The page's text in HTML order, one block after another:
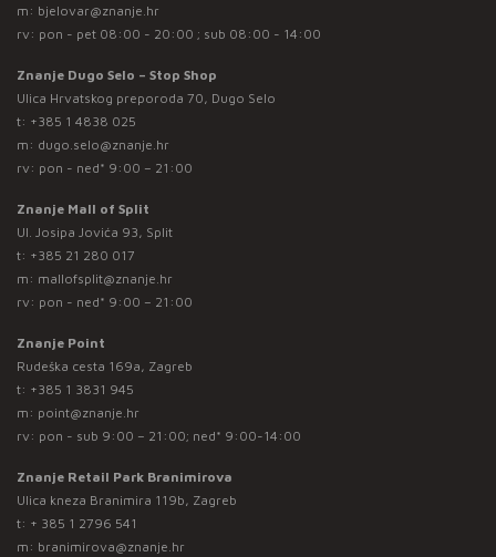
m: bjelovar@znanje.hr
rv: pon - pet 08:00 - 20:00 ; sub 08:00 - 14:00
Znanje Dugo Selo – Stop Shop
Ulica Hrvatskog preporoda 70, Dugo Selo
t: +385 1 4838 025
m: dugo.selo@znanje.hr
rv: pon - ned* 9:00 – 21:00
Znanje Mall of Split
Ul. Josipa Jovića 93, Split
t: +385 21 280 017
m: mallofsplit@znanje.hr
rv: pon - ned* 9:00 – 21:00
Znanje Point
Rudeška cesta 169a, Zagreb
t: +385 1 3831 945
m: point@znanje.hr
rv: pon - sub 9:00 – 21:00; ned* 9:00-14:00
Znanje Retail Park Branimirova
Ulica kneza Branimira 119b, Zagreb
t: + 385 1 2796 541
m: branimirova@znanje.hr